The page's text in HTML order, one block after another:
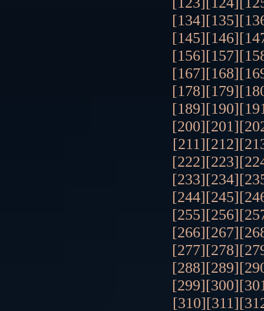
[134][135]
[145][146]
[156][157]
[167][168]
[178][179]
[189][190]
[200][201]
[211][212]
[222][223]
[233][234]
[244][245]
[255][256]
[266][267]
[277][278]
[288][289]
[299][300]
[310][311]